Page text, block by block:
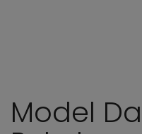
Model